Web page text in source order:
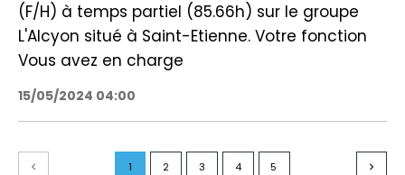
(F/H) à temps partiel (85.66h) sur le groupe
L'Alcyon situé à Saint-Etienne. Votre fonction
Vous avez en charge
15/05/2024 04:00
1 2 3 4 5